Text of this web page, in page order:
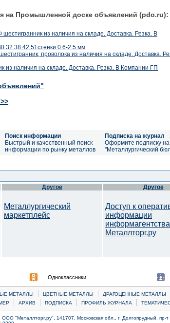
на Промышленной доске объявлений (pdo.ru):
из наличия на складе. Доставка. Резка. В
32 38 42 51стенки 0.6-2.5 мм
проволока из наличия на складе. Доставка.
из наличия на складе. Доставка. Резка. В Компании ГП
Поиск информации
Быстрый и качественный поиск
информации по рынку металлов
Подписка на журнал
Оформите подписку
"Металлургический
Другое
Металлургический
маркетплейс
Другое
Доступ к
информации
информагентства
Металлторг.ру
Одноклассники
МЕТАЛЛЫ | ЦВЕТНЫЕ МЕТАЛЛЫ | ДРАГОЦЕННЫЕ МЕТАЛЛЫ
| АРХИВ | ПОДПИСКА | ПРОФИЛЬ ЖУРНАЛА |
"Металлторг.ру", 141707, Московская обл., г. Долгопрудный, пр-т